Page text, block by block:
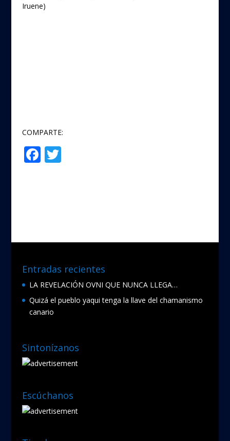
Iruene)
COMPARTE:
F
o
T
Entradas recientes
LA REVELACIÓN OVNI QUE NUNCA LLEGA…
Quizá el pueblo yaqui tenga la llave del chamanismo
canario
Sintonízanos
Escúchanos